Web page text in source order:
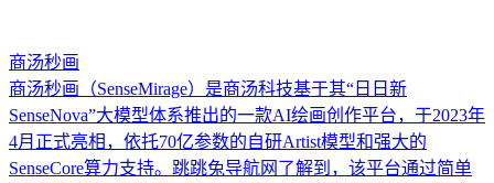
商汤秒画
商汤秒画（SenseMirage）是商汤科技基于其“日日新
SenseNova”大模型体系推出的一款AI绘画创作平台，于2023年
4月正式亮相，依托70亿参数的自研Artist模型和强大的
SenseCore算力支持。跳跳兔导航网了解到，该平台通过简单